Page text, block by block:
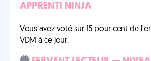
APPRENTI NINJA
Vous avez voté sur 15 pour cent de
VDM à ce jour.